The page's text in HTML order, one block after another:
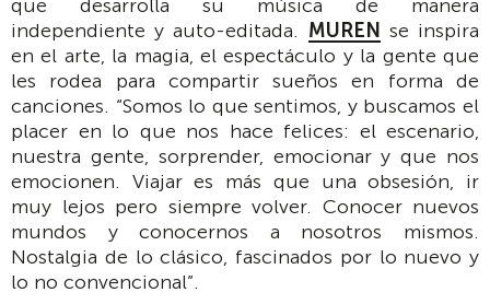
que desarrolla su música de manera
independiente y auto-editada. MUREN se inspira
en el arte, la magia, el espectáculo y la gente que
les rodea para compartir sueños en forma de
canciones. “Somos lo que sentimos, y buscamos el
placer en lo que nos hace felices: el escenario,
nuestra gente, sorprender, emocionar y que nos
emocionen. Viajar es más que una obsesión, ir
muy lejos pero siempre volver. Conocer nuevos
mundos y conocernos a nosotros mismos.
Nostalgia de lo clásico, fascinados por lo nuevo y
lo no convencional”.